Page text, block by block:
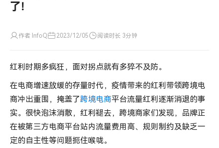
的“漏
了！
了！
作者 InfoQ 2023/12/05 阅读时长 3分钟
红利时期多疯狂，面对拐点就有多猝不及防。
在电商增速放缓的存量时代，疫情带来的红利带领跨境电
商冲出重围，掩盖了跨境电商平台流量红利逐渐消退的事
实。很快泡沫消散，红利褪去，跨境商家们发现，品牌正
在被第三方电商平台站内流量费用高、规则制约及缺乏一
定的自主性等问题扼住喉咙。